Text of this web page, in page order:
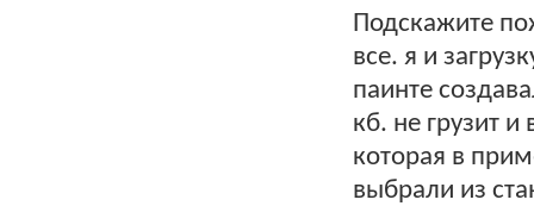
Подскажите
все. я и
паинте
кб. не грузит и
которая в
выбрали из